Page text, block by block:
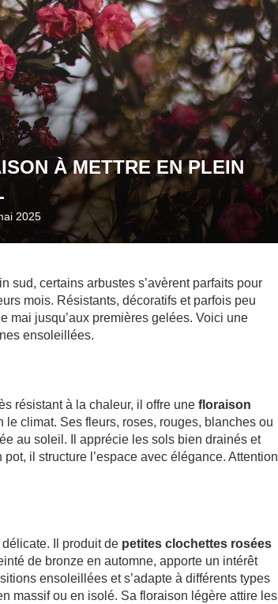
À METTRE EN PLEIN
2025
sud, certains arbustes s’avèrent parfaits pour
mois. Résistants, décoratifs et parfois peu
mai jusqu’aux premières gelées. Voici une
ensoleillées.
résistant à la chaleur, il offre une floraison
le climat. Ses fleurs, roses, rouges, blanches ou
au soleil. Il apprécie les sols bien drainés et
il structure l’espace avec élégance. Attention
Il produit de petites clochettes rosées
de bronze en automne, apporte un intérêt
ensoleillées et s’adapte à différents types
massif ou en isolé. Sa floraison légère attire les